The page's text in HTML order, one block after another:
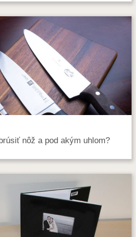
nôž a pod akým uhlom?